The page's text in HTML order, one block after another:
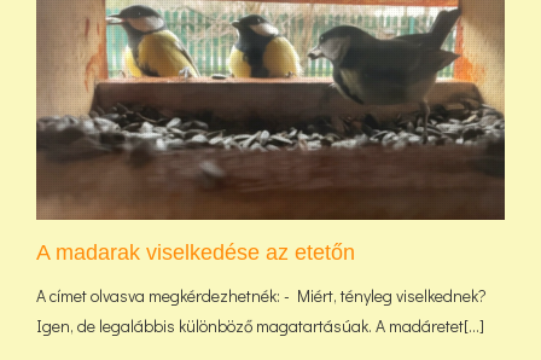
A madarak viselkedése az etetőn
A címet olvasva megkérdezhetnék: - Miért, tényleg viselkednek?
Igen, de legalábbis különböző magatartásúak. A madáretet[...]